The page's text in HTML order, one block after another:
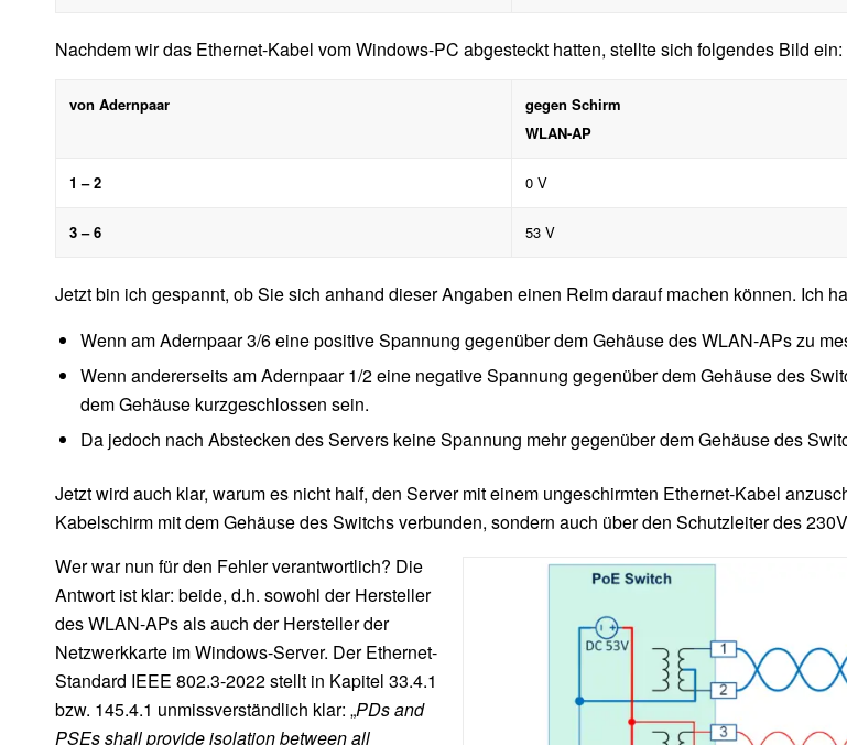
Nachdem wir das Ethernet-Kabel vom Windows-PC abgesteckt hatten, stellte sich folgendes Bild ein:
von Adernpaar
gegen Schirm
WLAN-AP
1 – 2 0 V
3 – 6 53 V
Jetzt bin ich gespannt, ob Sie sich anhand dieser Angaben einen Reim darauf machen können. Ich
Wenn am Adernpaar 3/6 eine positive Spannung gegenüber dem Gehäuse des WLAN-APs zu
Wenn andererseits am Adernpaar 1/2 eine negative Spannung gegenüber dem Gehäuse des
dem Gehäuse kurzgeschlossen sein.
Da jedoch nach Abstecken des Servers keine Spannung mehr gegenüber dem Gehäuse des
Jetzt wird auch klar, warum es nicht half, den Server mit einem ungeschirmten Ethernet-Kabel
Kabelschirm mit dem Gehäuse des Switchs verbunden, sondern auch über den Schutzleiter des
Wer war nun für den Fehler verantwortlich? Die
Antwort ist klar: beide, d.h. sowohl der Hersteller
des WLAN-APs als auch der Hersteller der
Netzwerkkarte im Windows-Server. Der Ethernet-
Standard IEEE 802.3-2022 stellt in Kapitel 33.4.1
bzw. 145.4.1 unmissverständlich klar: „PDs and
PSEs shall provide isolation between all